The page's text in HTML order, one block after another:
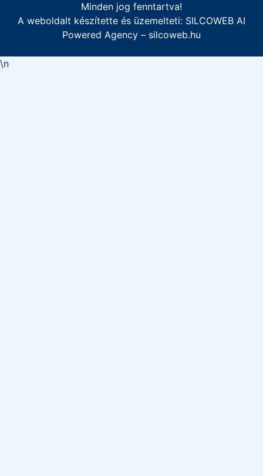
Minden jog fenntartva!
A weboldalt készítette és üzemelteti: SILCOWEB AI
Powered Agency – silcoweb.hu
\n